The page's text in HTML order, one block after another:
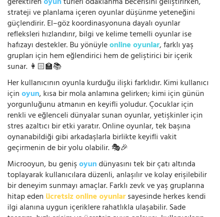
strateji ve planlama içeren oyunlar düşünme yeteneğini
güçlendirir. El–göz koordinasyonuna dayalı oyunlar
refleksleri hızlandırır, bilgi ve kelime temelli oyunlar ise
hafızayı destekler. Bu yönüyleonline oyunlar, farklı yaş
grupları için hem eğlendirici hem de geliştirici bir içerik
sunar. 👩🏻‍🏫📚
Her kullanıcının oyunla kurduğu ilişki farklıdır. Kimi kullanıcı
içinoyun, kısa bir mola anlamına gelirken; kimi için günün
yorgunluğunu atmanın en keyifli yoludur. Çocuklar için
renkli ve eğlenceli dünyalar sunan oyunlar, yetişkinler için
stres azaltıcı bir etki yaratır. Online oyunlar, tek başına
oynanabildiği gibi arkadaşlarla birlikte keyifli vakit
geçirmenin de bir yolu olabilir. 🎭🎉
Microoyun, bu genişoyundünyasını tek bir çatı altında
toplayarak kullanıcılara düzenli, anlaşılır ve kolay erişilebilir
bir deneyim sunmayı amaçlar. Farklı zevk ve yaş gruplarına
hitap eden ücretsiz online oyunlarsayesinde herkes kendi
ilgi alanına uygun içeriklere rahatlıkla ulaşabilir. Sade